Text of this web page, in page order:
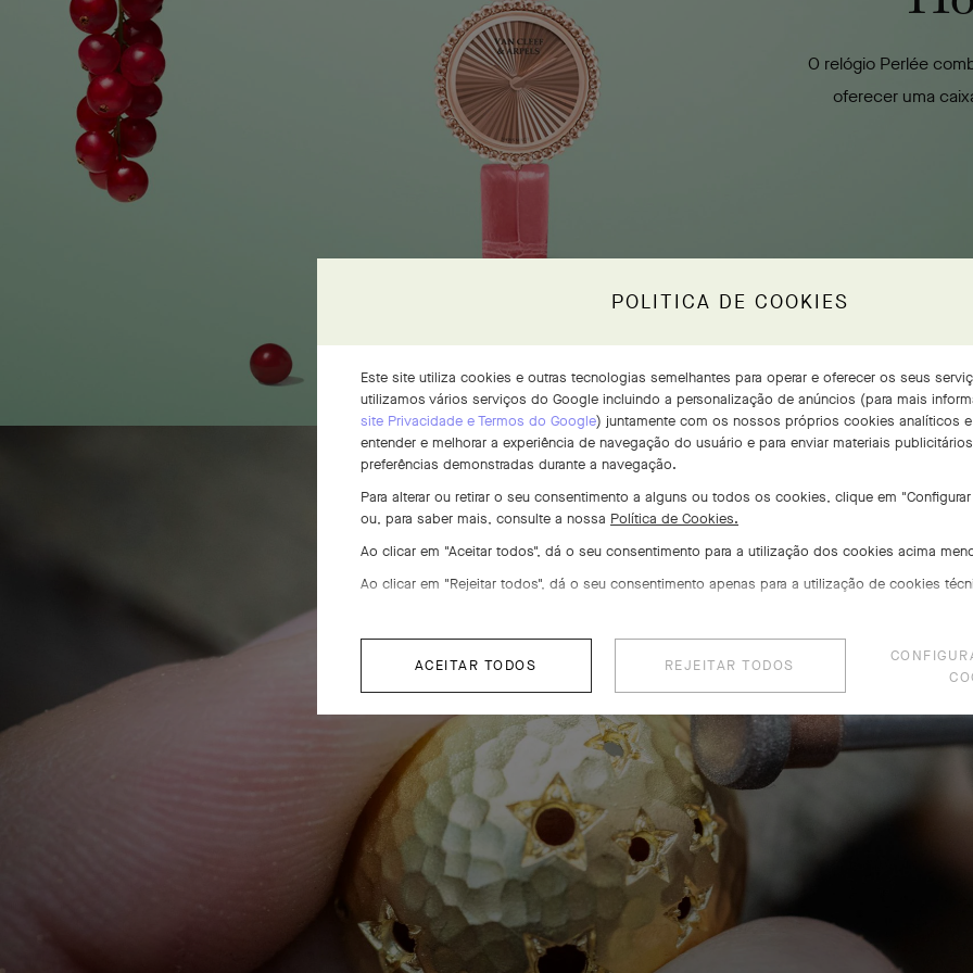
O relógio Perlée
oferecer uma
Engaste estrela, um savoir-
poético
Este savoir-faire, utilizado pela Maison desde os anos 1930, confere às
constelações preciosas
POLITICA DE COOKIES
Este site utiliza cookies e outras tecnologias semelhantes para operar e oferecer os seus
utilizamos vários serviços do Google incluindo a personalização de anúncios (para mais
site Privacidade e Termos do Google) juntamente com os nossos próprios cookies analíticos
entender e melhorar a experiência de navegação do usuário e para enviar materiais
preferências demonstradas durante a navegação.
Para alterar ou retirar o seu consentimento a alguns ou todos os cookies, clique em
ou, para saber mais, consulte a nossa Política de Cookies.
Ao clicar em "Aceitar todos", dá o seu consentimento para a utilização dos cookies acima
Ao clicar em "Rejeitar todos", dá o seu consentimento apenas para a utilização de cookies
ACEITAR TODOS REJEITAR TODOS